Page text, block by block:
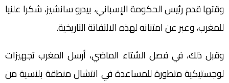
وقتها قدم رئيس الحكومة الإسباني، بيدرو سانشيز، شكرا علنيا
للمغرب، وعبر عن امتنانه لهذه الالتفاتة التاريخية.
وقبل ذلك، في فصل الشتاء الماضي، أرسل المغرب تجهيزات
لوجستيكية متطورة للمساعدة في انتشال منطقة بلنسية من